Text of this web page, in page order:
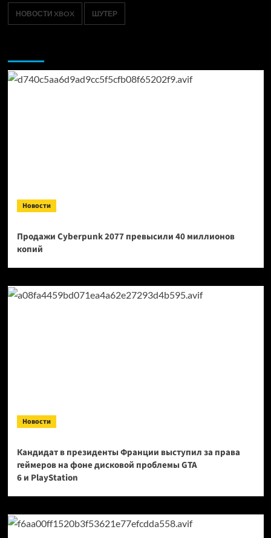
НОВОСТИ XBOX ШУТЕР
Новости
Продажи Cyberpunk 2077 превысили 40 миллионов
копий
Новости
Кандидат в президенты Франции выступил за права
геймеров на фоне дисковой проблемы GTA
6 и PlayStation